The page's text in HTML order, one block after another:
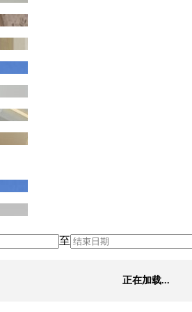
至
正在加载...